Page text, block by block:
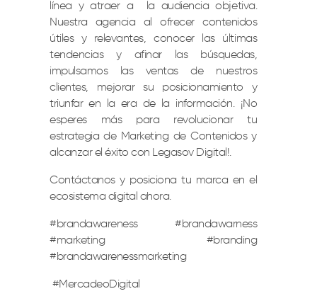
línea y atraer a la audiencia objetiva.
Nuestra agencia al ofrecer contenidos
útiles y relevantes, conocer las últimas
tendencias y afinar las búsquedas,
impulsamos las ventas de nuestros
clientes, mejorar su posicionamiento y
triunfar en la era de la información. ¡No
esperes más para revolucionar tu
estrategia de Marketing de Contenidos y
alcanzar el éxito con Legasov Digital!.
Contáctanos y posiciona tu marca en el
ecosistema digital ahora.
#brandawareness #brandawarness
#marketing #branding
#brandawarenessmarketing
#MercadeoDigital